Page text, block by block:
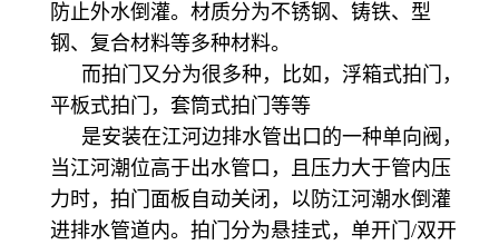
防止外水倒灌。材质分为不锈钢、铸铁、型
钢、复合材料等多种材料。
而拍门又分为很多种，比如，浮箱式拍门，
平板式拍门，套筒式拍门等等
是安装在江河边排水管出口的一种单向阀，
当江河潮位高于出水管口，且压力大于管内压
力时，拍门面板自动关闭，以防江河潮水倒灌
进排水管道内。拍门分为悬挂式，单开门 /双开